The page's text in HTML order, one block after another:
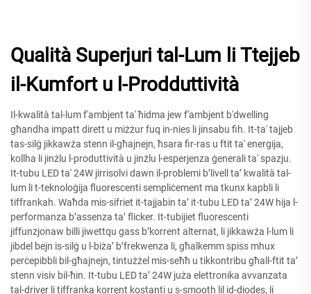
Qualità Superjuri tal-Lum li Ttejjeb
il-Kumfort u l-Prodduttività
Il-kwalità tal-lum f'ambjent ta' ħidma jew f'ambjent b'dwelling
għandha impatt dirett u miżżur fuq in-nies li jinsabu fih. It-ta' tajjeb
tas-silġ jikkawża stenn il-għajnejn, ħsara fir-ras u ftit ta' energija,
kollha li jinżlu l-produttività u jinżlu l-esperjenza ġenerali ta' spazju.
It-tubu LED ta' 24W jirrisolvi dawn il-problemi b’livell ta’ kwalità tal-
lum li t-teknoloġija fluorescenti sempliċement ma tkunx kapbli li
tiffrankah. Waħda mis-sifriet it-tajjabin ta’ it-tubu LED ta’ 24W hija l-
performanza b’assenza ta’ flicker. It-tubijiet fluorescenti
jiffunzjonaw billi jiwettqu gass b’korrent alternat, li jikkawża l-lum li
jibdel bejn is-silġ u l-biża’ b’frekwenza li, għalkemm spiss mhux
perċepibbli bil-għajnejn, tintużżel mis-seħħ u tikkontribu għall-ftit ta’
stenn visiv bil-ħin. It-tubu LED ta’ 24W juża elettronika avvanzata
tal-driver li tiffranka korrent kostanti u s-smooth lil id-diodes, li